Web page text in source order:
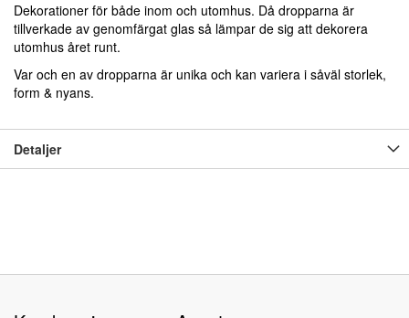
Dekorationer för både inom och utomhus. Då dropparna är
tillverkade av genomfärgat glas så lämpar de sig att dekorera
utomhus året runt.
Var och en av dropparna är unika och kan variera i såväl storlek,
form & nyans.
Detaljer